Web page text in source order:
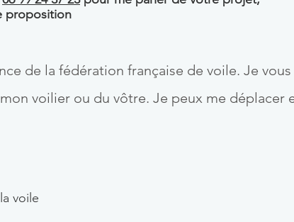
proposition
de la fédération française de voile. Je
voilier ou du vôtre. Je peux me déplacer
voile